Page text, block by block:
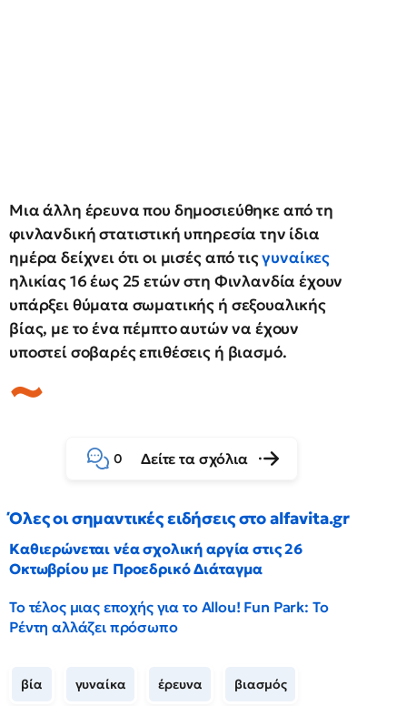
Μια άλλη έρευνα που δημοσιεύθηκε από τη
φινλανδική στατιστική υπηρεσία την ίδια
ημέρα δείχνει ότι οι μισές από τιςγυναίκες
ηλικίας 16 έως 25 ετών στη Φινλανδία έχουν
υπάρξει θύματα σωματικής ή σεξουαλικής
βίας, με το ένα πέμπτο αυτών να έχουν
υποστεί σοβαρές επιθέσεις ή βιασμό.
0 Δείτε τα σχόλια
Όλες οι σημαντικές ειδήσεις στο alfavita.gr
Καθιερώνεται νέα σχολική αργία στις 26
Οκτωβρίου με Προεδρικό Διάταγμα
Το τέλος μιας εποχής για το Allou! Fun Park: Το
Ρέντη αλλάζει πρόσωπο
βία γυναίκα έρευνα βιασμός